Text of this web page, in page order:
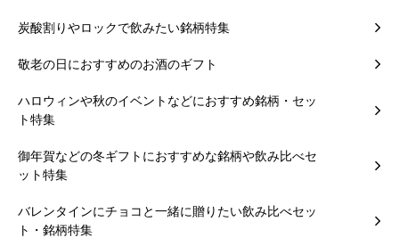
炭酸割りやロックで飲みたい銘柄特集
敬老の日におすすめのお酒のギフト
ハロウィンや秋のイベントなどにおすすめ銘柄・セッ
ト特集
御年賀などの冬ギフトにおすすめな銘柄や飲み比べセ
ット特集
バレンタインにチョコと一緒に贈りたい飲み比べセッ
ト・銘柄特集